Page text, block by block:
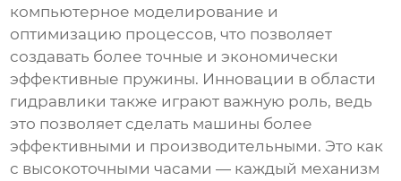
компьютерное моделирование и
оптимизацию процессов, что позволяет
создавать более точные и экономически
эффективные пружины. Инновации в области
гидравлики также играют важную роль, ведь
это позволяет сделать машины более
эффективными и производительными. Это как
с высокоточными часами — каждый механизм